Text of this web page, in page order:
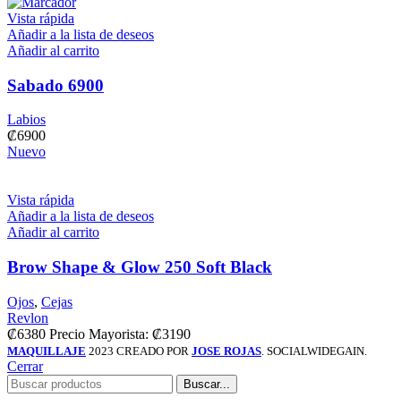
Vista rápida
Añadir a la lista de deseos
Añadir al carrito
Sabado 6900
Labios
₡6900
Nuevo
Vista rápida
Añadir a la lista de deseos
Añadir al carrito
Brow Shape & Glow 250 Soft Black
Ojos, Cejas
Revlon
₡6380 Precio Mayorista: ₡3190
MAQUILLAJE 2023 CREADO POR JOSE ROJAS . SOCIALWIDEGAIN.
Cerrar
Buscar...